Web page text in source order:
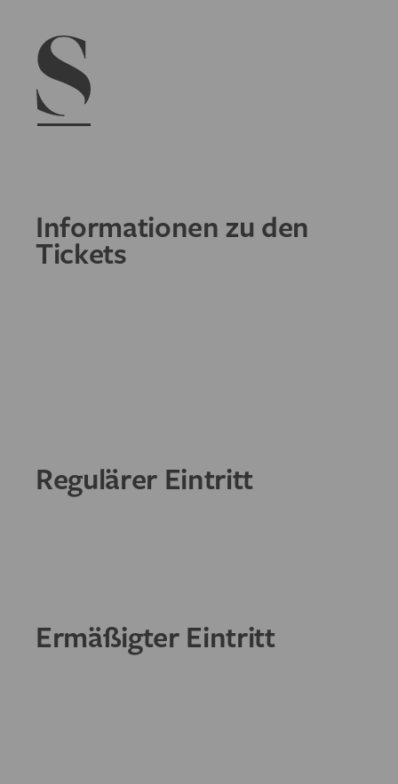
Informationen zu den
Tickets
Regulärer Eintritt
Ermäßigter Eintritt